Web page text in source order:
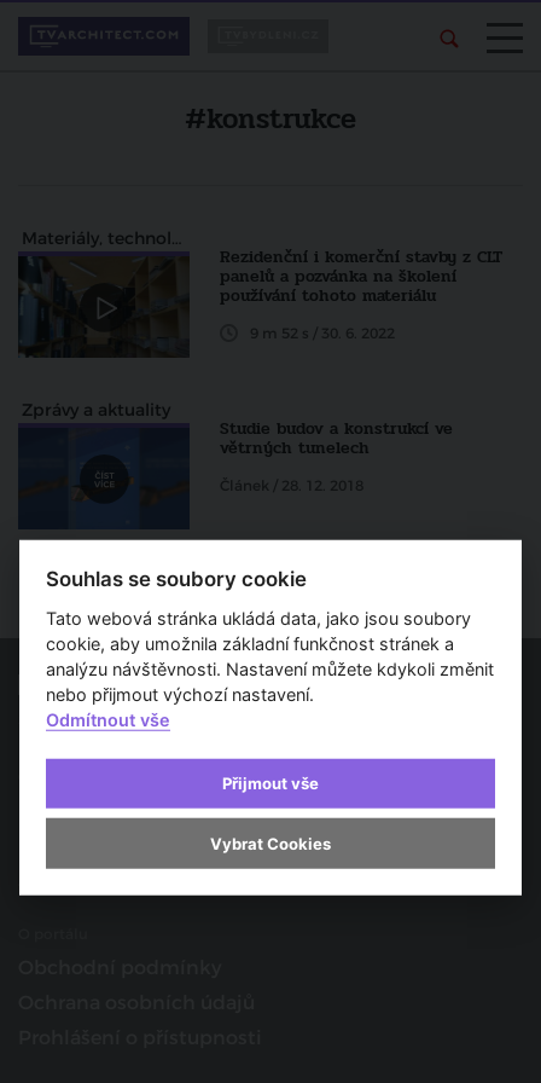
#konstrukce
Materiály, technologie a konstrukce
Rezidenční i komerční stavby z CLT
panelů a pozvánka na školení
používání tohoto materiálu
9 m 52 s / 30. 6. 2022
Zprávy a aktuality
Studie budov a konstrukcí ve
větrných tunelech
Článek / 28. 12. 2018
Spojujeme svět architektury
Provozovatel
Souhlas se soubory cookie
Tato webová stránka ukládá data, jako jsou soubory
cookie, aby umožnila základní funkčnost stránek a
analýzu návštěvnosti. Nastavení můžete kdykoli změnit
nebo přijmout výchozí nastavení.
Odmítnout vše
Přijmout vše
Vybrat Cookies